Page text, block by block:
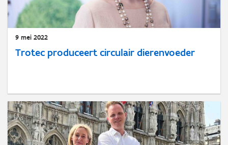
9 mei 2022
Trotec produceert circulair dierenvoeder